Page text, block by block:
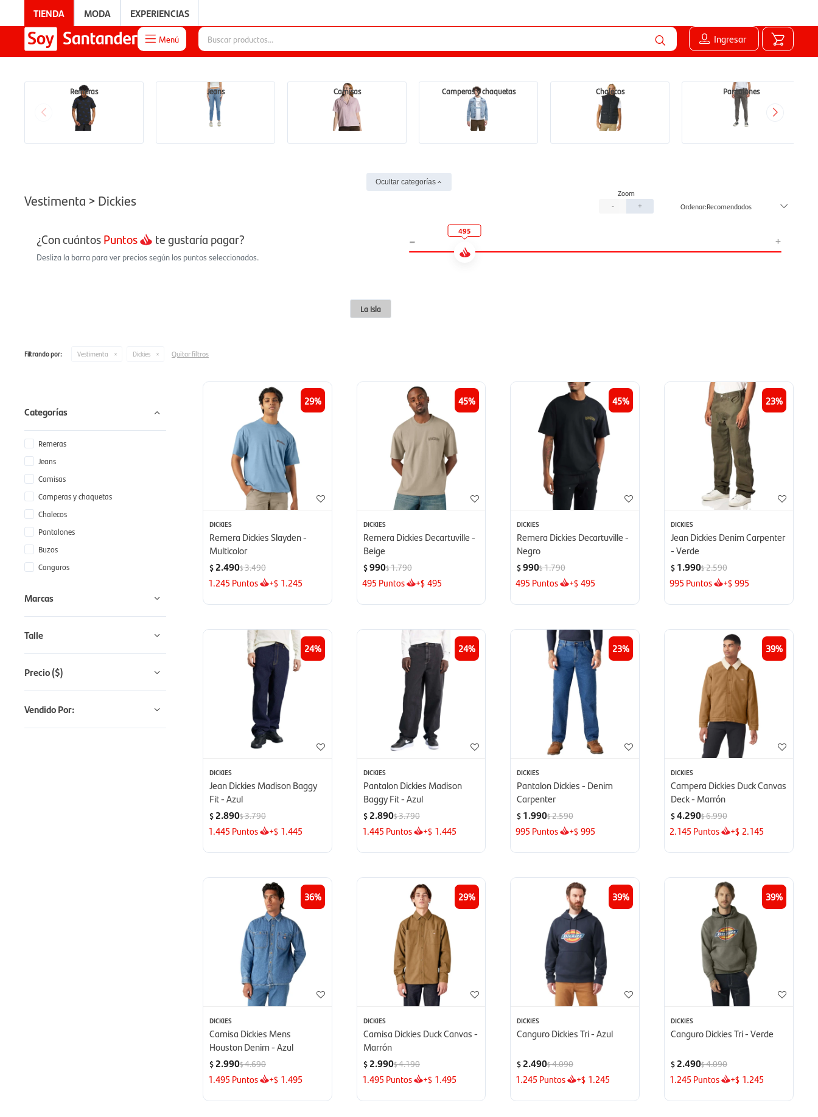
TIENDA MODA EXPERIENCIAS
 Menú Ingresar
Remeras Jeans Camisas Camperas y chaquetas Chalecos Pantalones
Ocultar categorías
Vestimenta > Dickies - + Recomendados
¿Con cuántosPuntos te gustaría pagar?
Desliza la barra para ver precios según los puntos seleccionados.
- +
495
La Isla
Filtrando por: Vestimenta Dickies Quitar filtros
29
DICKIES
Remera Dickies Slayden -
Multicolor
$2.490$3.490
1.245 Puntos +$ 1.245
45
DICKIES
Remera Dickies Decartuville -
Beige
$990$1.790
495 Puntos +$ 495
45
DICKIES
Remera Dickies Decartuville -
Negro
$990$1.790
495 Puntos +$ 495
23
DICKIES
Jean Dickies Denim Carpenter
- Verde
$ 1.990$2.590
995 Puntos +$ 995
24
DICKIES
Jean Dickies Madison Baggy
Fit - Azul
$2.890$3.790
1.445 Puntos +$ 1.445
24
DICKIES
Pantalon Dickies Madison
Baggy Fit - Azul
$2.890$3.790
1.445 Puntos +$ 1.445
23
DICKIES
Pantalon Dickies - Denim
Carpenter
$ 1.990$2.590
995 Puntos +$ 995
39
DICKIES
Campera Dickies Duck Canvas
Deck - Marrón
$4.290$6.990
2.145 Puntos +$ 2.145
36
DICKIES
Camisa Dickies Mens
Houston Denim - Azul
$2.990$4.690
1.495 Puntos +$ 1.495
29
DICKIES
Camisa Dickies Duck Canvas -
Marrón
$2.990$4.190
1.495 Puntos +$ 1.495
39
DICKIES
Canguro Dickies Tri - Azul
$2.490$4.090
1.245 Puntos +$ 1.245
39
DICKIES
Canguro Dickies Tri - Verde
$2.490$4.090
1.245 Puntos +$ 1.245
Categorías
Remeras
Jeans
Camisas
Camperas y chaquetas
Chalecos
Pantalones
Buzos
Canguros
Marcas
Talle
Precio($)
Vendido Por: